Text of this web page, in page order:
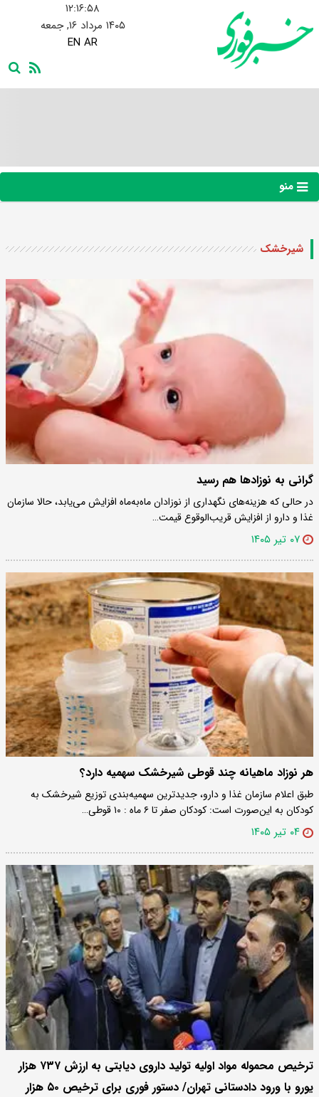
۱۲:۱۶:۵۹
۱۴۰۵ مرداد ۱۶, جمعه
EN AR
منو
شیرخشک
گرانی به نوزادها هم رسید
در حالی که هزینه‌های نگهداری از نوزادان ماه‌به‌ماه افزایش می‌یابد، حالا سازمان
غذا و دارو از افزایش قریب‌الوقوع قیمت…
۰۷ تیر ۱۴۰۵
هر نوزاد ماهیانه چند قوطی شیرخشک سهمیه دارد؟
طبق اعلام سازمان غذا و دارو، جدیدترین سهمیه‌بندی توزیع شیرخشک به
کودکان به این‌صورت است: کودکان صفر تا ۶ ماه : ۱۰ قوطی…
۰۴ تیر ۱۴۰۵
ترخیص محموله مواد اولیه تولید داروی دیابتی به ارزش ۷۳۷ هزار
یورو با ورود دادستانی تهران/ دستور فوری برای ترخیص ۵۰ هزار